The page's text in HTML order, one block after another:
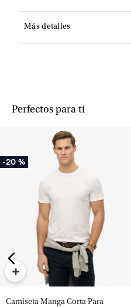
Más detalles
Perfectos para ti
-20 %
+
Camiseta Manga Corta Para